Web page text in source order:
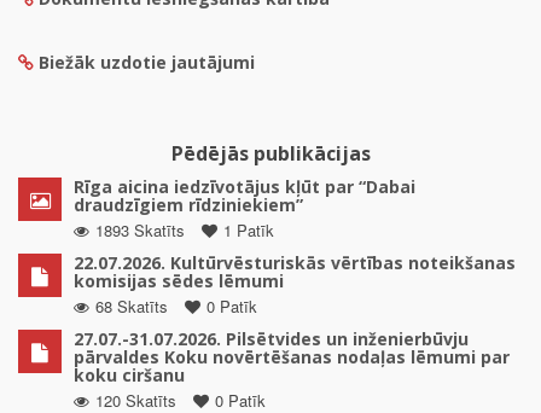
Biežāk uzdotie jautājumi
Pēdējās publikācijas
Rīga aicina iedzīvotājus kļūt par “Dabai
draudzīgiem rīdziniekiem”
1893 Skatīts
1 Patīk
22.07.2026. Kultūrvēsturiskās vērtības noteikšanas
komisijas sēdes lēmumi
68 Skatīts
0 Patīk
27.07.-31.07.2026. Pilsētvides un inženierbūvju
pārvaldes Koku novērtēšanas nodaļas lēmumi par
koku ciršanu
120 Skatīts
0 Patīk